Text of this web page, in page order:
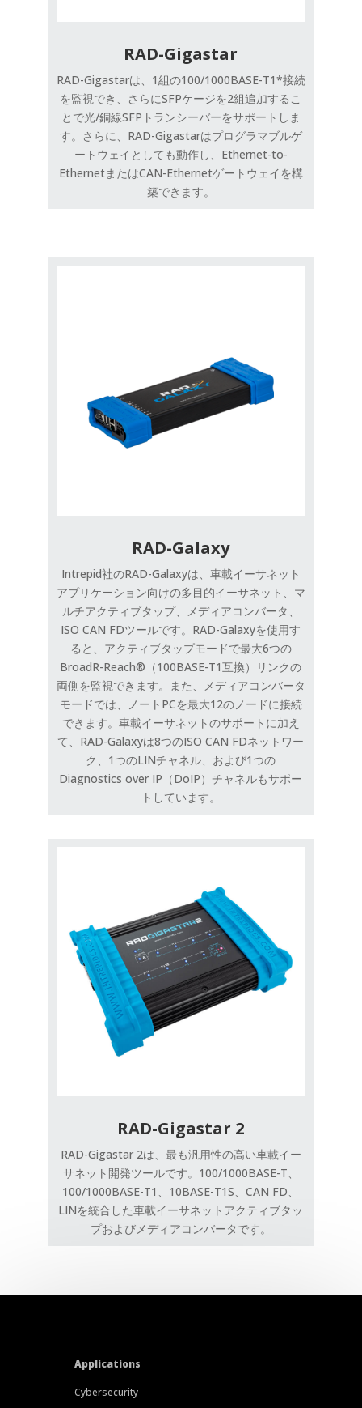
RAD-Gigastar
RAD-Gigastarは、1組の100/1000BASE-T1*接続
を監視でき、さらにSFPケージを2組追加するこ
とで光/銅線SFPトランシーバーをサポートしま
す。さらに、RAD-Gigastarはプログラマブルゲ
ートウェイとしても動作し、Ethernet-to-
EthernetまたはCAN-Ethernetゲートウェイを構
築できます。
RAD-Galaxy
Intrepid社のRAD-Galaxyは、車載イーサネット
アプリケーション向けの多目的イーサネット、マ
ルチアクティブタップ、メディアコンバータ、
ISO CAN FDツールです。RAD-Galaxyを使用す
ると、アクティブタップモードで最大6つの
BroadR-Reach®（100BASE-T1互換）リンクの
両側を監視できます。また、メディアコンバータ
モードでは、ノートPCを最大12のノードに接続
できます。車載イーサネットのサポートに加え
て、RAD-Galaxyは8つのISO CAN FDネットワー
ク、1つのLINチャネル、および1つの
Diagnostics over IP（DoIP）チャネルもサポー
トしています。
RAD-Gigastar 2
RAD-Gigastar 2は、最も汎用性の高い車載イー
サネット開発ツールです。100/1000BASE-T、
100/1000BASE-T1、10BASE-T1S、CAN FD、
LINを統合した車載イーサネットアクティブタッ
プおよびメディアコンバータです。
Applications
Cybersecurity